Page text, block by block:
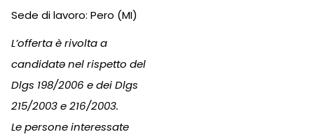
Sede di lavoro: Pero (MI)
L’offerta è rivolta a
candidatə nel rispetto del
Dlgs 198/2006 e dei Dlgs
215/2003 e 216/2003.
Le persone interessate